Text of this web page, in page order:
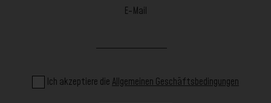
E-Mail
Ich akzeptiere die Allgemeinen Geschäftsbedingungen